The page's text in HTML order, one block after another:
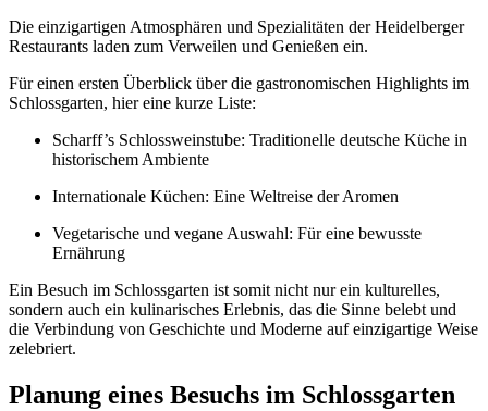
Die einzigartigen Atmosphären und Spezialitäten der Heidelberger
Restaurants laden zum Verweilen und Genießen ein.
Für einen ersten Überblick über die gastronomischen Highlights im
Schlossgarten, hier eine kurze Liste:
Scharff’s Schlossweinstube: Traditionelle deutsche Küche in
historischem Ambiente
Internationale Küchen: Eine Weltreise der Aromen
Vegetarische und vegane Auswahl: Für eine bewusste
Ernährung
Ein Besuch im Schlossgarten ist somit nicht nur ein kulturelles,
sondern auch ein kulinarisches Erlebnis, das die Sinne belebt und
die Verbindung von Geschichte und Moderne auf einzigartige Weise
zelebriert.
Planung eines Besuchs im Schlossgarten